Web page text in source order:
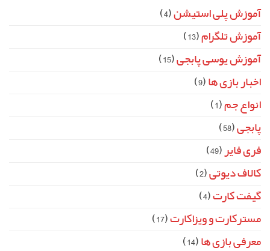
آموزش پلی استیشن(4)
آموزش تلگرام(13)
آموزش یوسی پابجی(15)
اخبار بازی ها(9)
انواع جم(1)
پابجی(58)
فری فایر(49)
کالاف دیوتی(2)
گیفت کارت(4)
مسترکارت و ویزاکارت(17)
معرفی بازی ها(14)